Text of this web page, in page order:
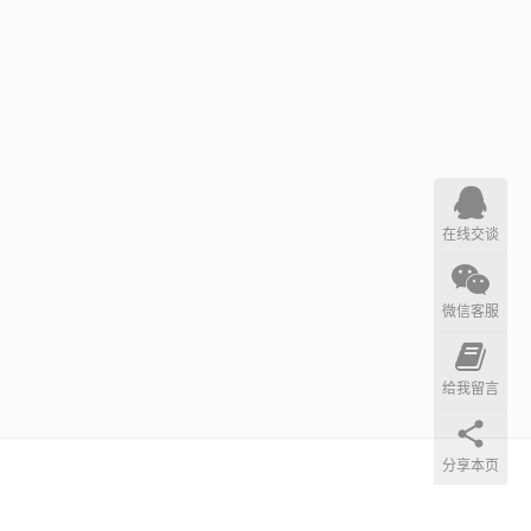
在线交谈
微信客服
给我留言
分享本页